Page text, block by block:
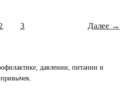
3 Далее →
давлении, питании и